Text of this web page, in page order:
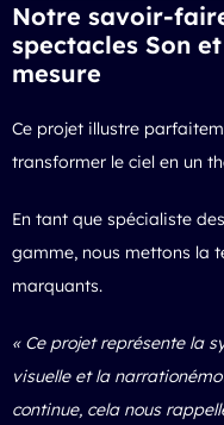
Notre savoir-
spectacles Son
mesure
Ce projet illustre
transformer le ciel en un
En tant que spécialiste
gamme, nous mettons la
marquants.
« Ce projet représente la
visuelle et la
continue, cela nous